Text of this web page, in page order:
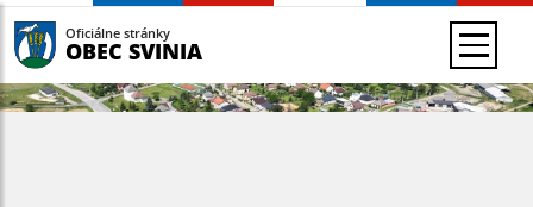
Oficiálne stránky
OBEC SVINIA